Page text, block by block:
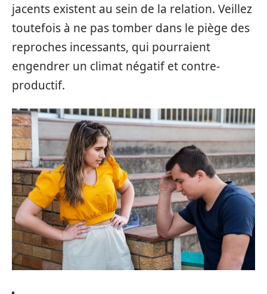
jacents existent au sein de la relation. Veillez
toutefois à ne pas tomber dans le piège des
reproches incessants, qui pourraient
engendrer un climat négatif et contre-
productif.